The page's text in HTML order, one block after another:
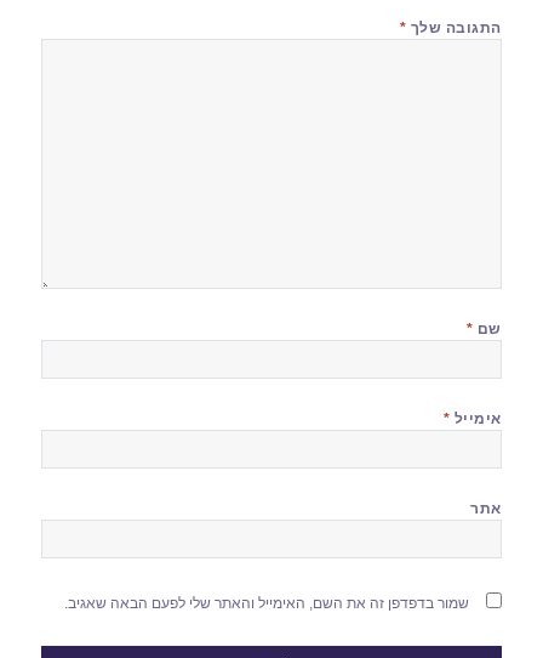
התגובה שלך *
שם *
אימייל *
אתר
שמור בדפדפן זה את השם, האימייל והאתר שלי לפעם הבאה שאגיב.